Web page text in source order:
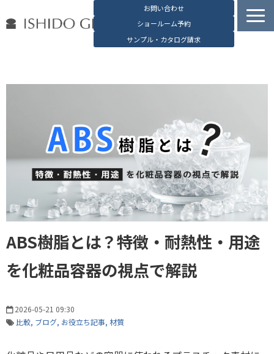
お問い合わせ
ショールーム予約
サンプル・カタログ請求
石堂硝子が選ばれる理由
お役立ち資料
ブログ
会社概要
English
ABS樹脂とは？特徴・耐熱性・用途
を化粧品容器の視点で解説
2026-05-21 09:30
比較 ブログ お役立ち記事 材質